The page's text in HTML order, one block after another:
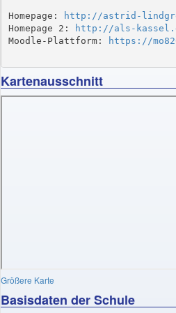
Homepage:
http://astrid-
Homepage 2:
http://als-
Moodle-Plattform:
https://
Kartenausschnitt
Größere Karte
Basisdaten der Schule